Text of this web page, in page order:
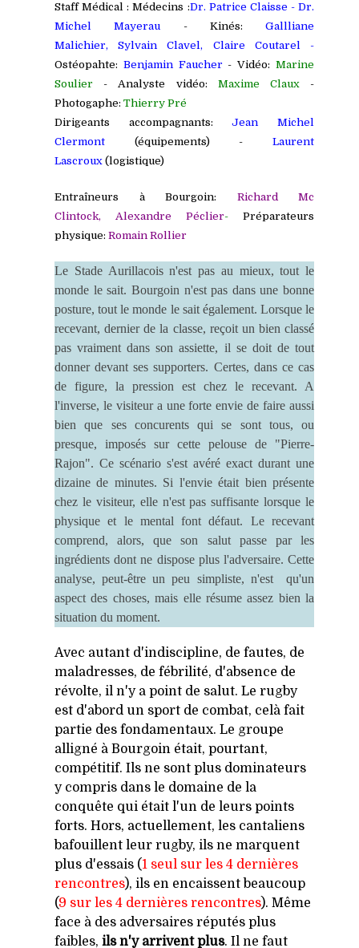
Staff Médical : Médecins :Dr. Patrice Claisse - Dr.
Michel Mayerau - Kinés: Gallliane
Malichier,Sylvain Clavel, Claire Coutarel -
Ostéopahte: Benjamin Faucher - Vidéo:Marine
Soulier - Analyste vidéo: Maxime Claux-
Photogaphe: Thierry Pré
Dirigeants accompagnants:
Jean Michel
Clermont
(équipements) -
Laurent
Lascroux (logistique)
Entraîneurs à Bourgoin: Richard Mc
Clintock, Alexandre Péclier- Préparateurs
physique: Romain Rollier
Le Stade Aurillacois n'est pas au mieux, tout le
monde le sait. Bourgoin n'est pas dans une bonne
posture, tout le monde le sait également. Lorsque le
recevant, dernier de la classe, reçoit un bien classé
pas vraiment dans son assiette, il se doit de tout
donner devant ses supporters. Certes, dans ce cas
de figure, la pression est chez le recevant. A
l'inverse, le visiteur a une forte envie de faire aussi
bien que ses concurents qui se sont tous, ou
presque, imposés sur cette pelouse de "Pierre-
Rajon". Ce scénario s'est avéré exact durant une
dizaine de minutes. Si l'envie était bien présente
chez le visiteur, elle n'est pas suffisante lorsque le
physique et le mental font défaut. Le recevant
comprend, alors, que son salut passe par les
ingrédients dont ne dispose plus l'adversaire. Cette
analyse, peut-être un peu simpliste, n'est qu'un
aspect des choses, mais elle résume assez bien la
situation du moment.
Avec autant d'indiscipline, de fautes, de
maladresses, de fébrilité, d'absence de
révolte, il n'y a point de salut. Le rugby
est d'abord un sport de combat, celà fait
partie des fondamentaux. Le groupe
alligné à Bourgoin était, pourtant,
compétitif. Ils ne sont plus dominateurs
y compris dans le domaine de la
conquête qui était l'un de leurs points
forts. Hors, actuellement, les cantaliens
bafouillent leur rugby, ils ne marquent
plus d'essais (1 seul sur les 4 dernières
rencontres), ils en encaissent beaucoup
(9 sur les 4 dernières rencontres). Même
face à des adversaires réputés plus
faibles, ils n'y arrivent plus. Il ne faut